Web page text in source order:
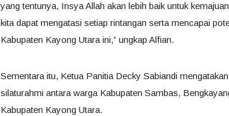
yang tentunya, Insya Allah akan lebih baik untuk
kita dapat mengatasi setiap rintangan serta mencapai
Kabupaten Kayong Utara ini,” ungkap Alfian.
Sementara itu, Ketua Panitia Decky Sabiandi
silaturahmi antara warga Kabupaten Sambas,
Kabupaten Kayong Utara.